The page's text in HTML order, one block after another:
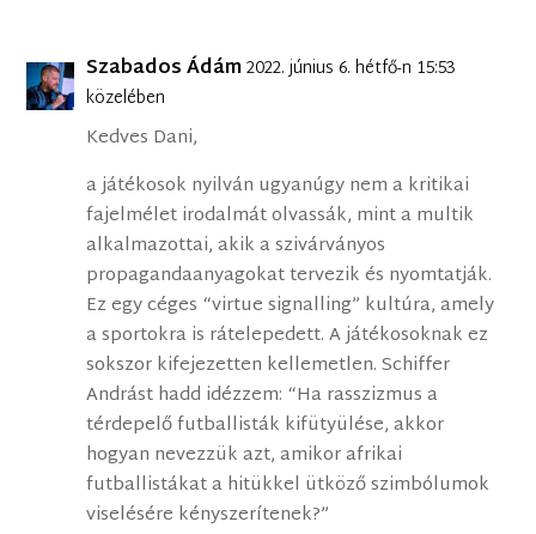
Szabados Ádám2022. június 6. hétfő-n 15:53
közelében
Kedves Dani,
a játékosok nyilván ugyanúgy nem a kritikai
fajelmélet irodalmát olvassák, mint a multik
alkalmazottai, akik a szivárványos
propagandaanyagokat tervezik és nyomtatják.
Ez egy céges “virtue signalling” kultúra, amely
a sportokra is rátelepedett. A játékosoknak ez
sokszor kifejezetten kellemetlen. Schiffer
Andrást hadd idézzem: “Ha rasszizmus a
térdepelő futballisták kifütyülése, akkor
hogyan nevezzük azt, amikor afrikai
futballistákat a hitükkel ütköző szimbólumok
viselésére kényszerítenek?”